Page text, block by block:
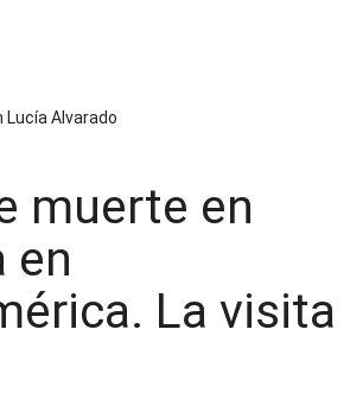
muerte en
en
La visita